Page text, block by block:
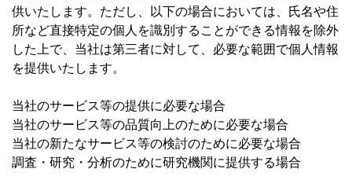
供いたします。ただし、以下の場合においては、氏名や住
所など直接特定の個人を識別することができる情報を除外
した上で、当社は第三者に対して、必要な範囲で個人情報
を提供いたします。
当社のサービス等の提供に必要な場合
当社のサービス等の品質向上のために必要な場合
当社の新たなサービス等の検討のために必要な場合
調査・研究・分析のために研究機関に提供する場合